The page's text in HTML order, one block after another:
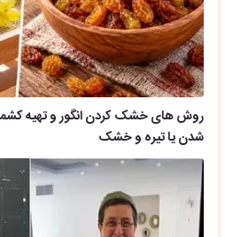
روش های خشک کردن انگور و تهیه
شدن یا تیره و خشک